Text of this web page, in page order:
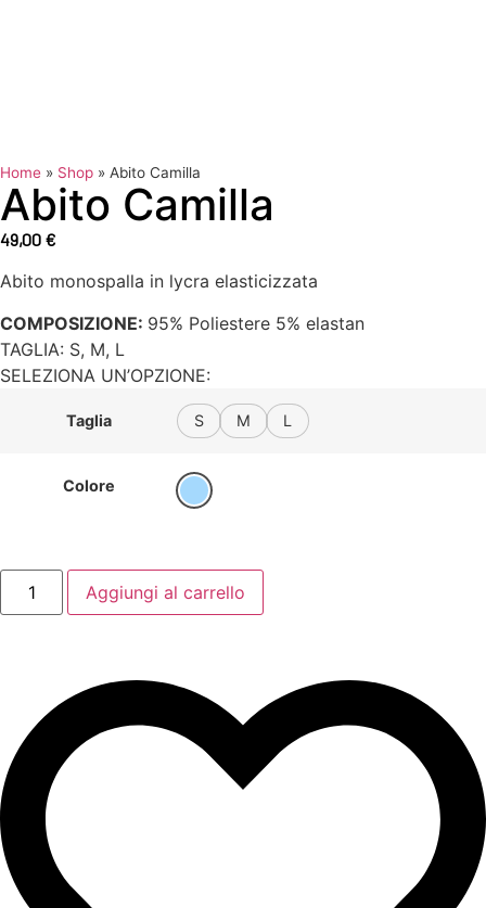
Home » Shop » Abito Camilla
Abito Camilla
49,00 €
Abito monospalla in lycra elasticizzata
COMPOSIZIONE: 95% Poliestere 5% elastan
TAGLIA: S, M, L
SELEZIONA UN’OPZIONE:
Taglia S M L
Colore
Aggiungi al carrello